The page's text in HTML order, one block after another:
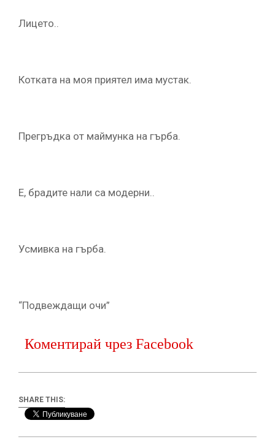
Лицето..
Котката на моя приятел има мустак.
Прегръдка от маймунка на гърба.
Е, брадите нали са модерни..
Усмивка на гърба.
“Подвеждащи очи”
Коментирай чрез Facebook
SHARE THIS: